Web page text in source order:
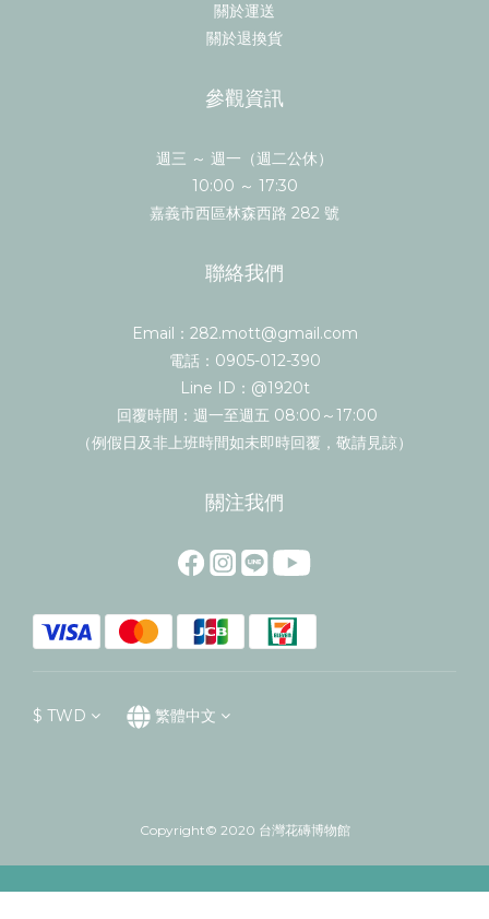
關於運送
關於退換貨
參觀資訊
週三 ～ 週一（週二公休）
10:00 ～ 17:30
嘉義市西區林森西路 282 號
聯絡我們
Email：282.mott@gmail.com
電話：0905-012-390
Line ID：@1920t
回覆時間：週一至週五 08:00～17:00
（例假日及非上班時間如未即時回覆，敬請見諒）
關注我們
$ TWD 繁體中文
Copyright© 2020 台灣花磚博物館